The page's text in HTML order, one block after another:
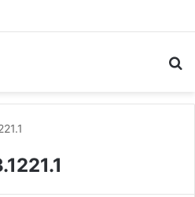
bằng Rufus